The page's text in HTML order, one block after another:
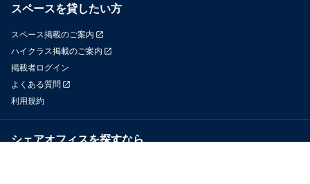
スペースを貸したい方
スペース掲載のご案内
ハイクラス掲載のご案内
掲載者ログイン
よくある質問
利用規約
シェアオフィスを探すなら